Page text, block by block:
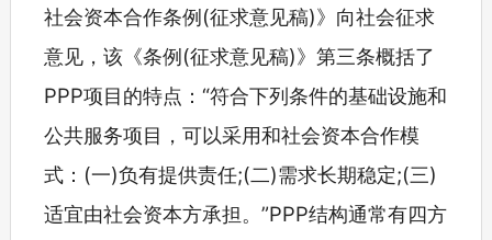
社会资本合作条例(征求意见稿)》向社会征求
意见，该《条例(征求意见稿)》第三条概括了
PPP项目的特点：“符合下列条件的基础设施和
公共服务项目，可以采用和社会资本合作模
式：(一)负有提供责任;(二)需求长期稳定;(三)
适宜由社会资本方承担。”PPP结构通常有四方